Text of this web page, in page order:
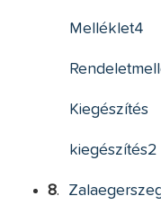
Melléklet4
Kiegészítés
kiegészítés2
8.